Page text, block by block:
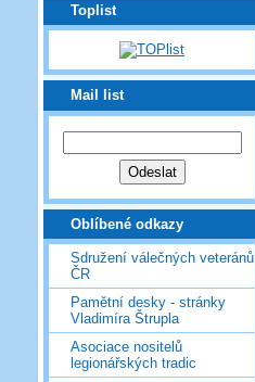
Toplist
Mail list
Oblíbené odkazy
Sdružení válečných veteránů
ČR
Pamětní desky - stránky
Vladimíra Štrupla
Asociace nositelů
legionářských tradic